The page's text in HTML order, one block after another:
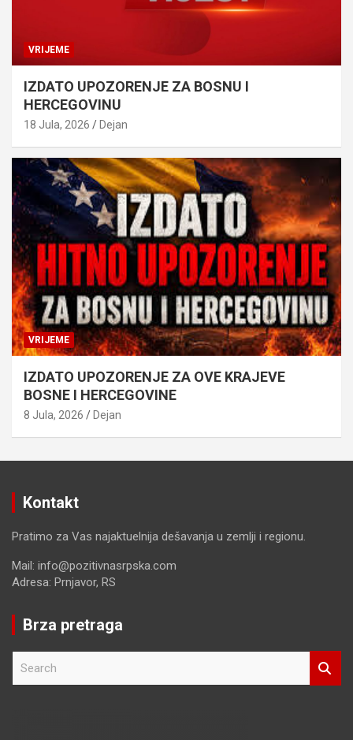
VRIJEME
IZDATO UPOZORENJE ZA BOSNU I
HERCEGOVINU
18 Jula, 2026 Dejan
VRIJEME
IZDATO UPOZORENJE ZA OVE KRAJEVE
BOSNE I HERCEGOVINE
8 Jula, 2026 Dejan
Kontakt
Pratimo za Vas najaktuelnija dešavanja u zemlji i regionu.
Mail: info@pozitivnasrpska.com
Adresa: Prnjavor, RS
Brza pretraga